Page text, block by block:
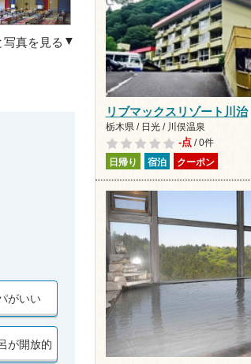
写真を見る
がいい
が開放的
リブマックスリゾート川治
栃木県 / 日光 / 川俣温泉
-点/ 0件
日帰り 宿泊 クーポン